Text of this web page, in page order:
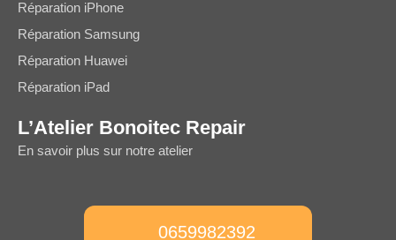
Réparation iPhone
Réparation Samsung
Réparation Huawei
Réparation iPad
L’Atelier Bonoitec Repair
En savoir plus sur notre atelier
0659982392